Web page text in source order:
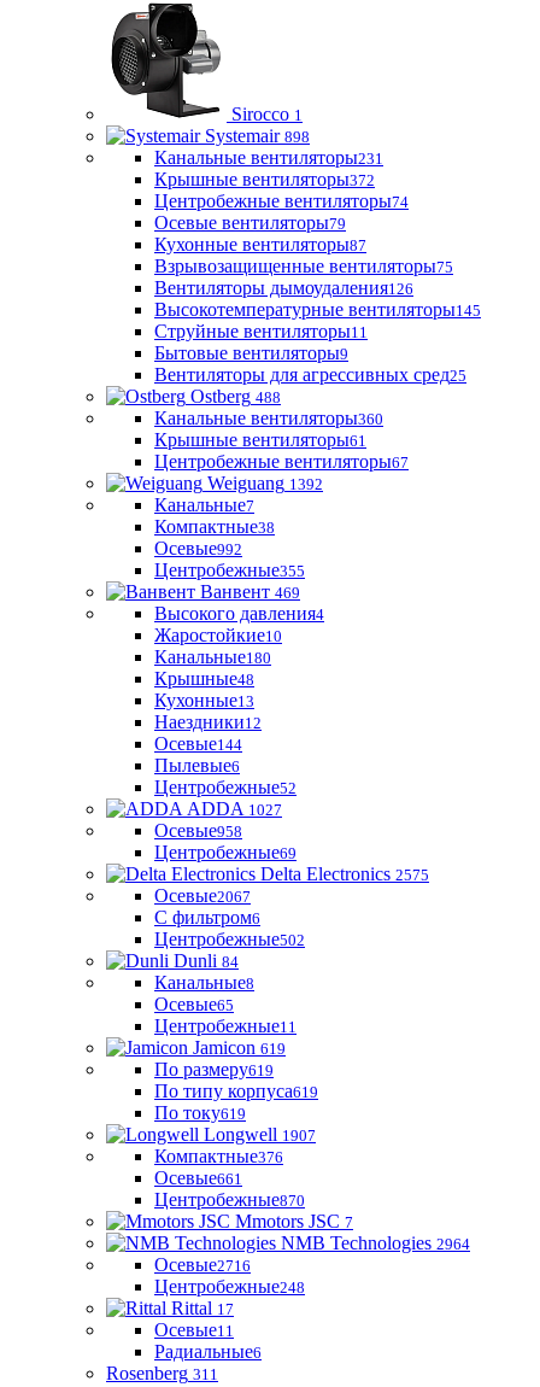
Sirocco 1
Systemair 898
Канальные вентиляторы231
Крышные вентиляторы372
Центробежные вентиляторы74
Осевые вентиляторы79
Кухонные вентиляторы87
Взрывозащищенные вентиляторы75
Вентиляторы дымоудаления126
Высокотемпературные вентиляторы145
Струйные вентиляторы11
Бытовые вентиляторы9
Вентиляторы для агрессивных сред25
Ostberg 488
Канальные вентиляторы360
Крышные вентиляторы61
Центробежные вентиляторы67
Weiguang 1392
Канальные7
Компактные38
Осевые992
Центробежные355
Ванвент 469
Высокого давления4
Жаростойкие10
Канальные180
Крышные48
Кухонные13
Наездники12
Осевые144
Пылевые6
Центробежные52
ADDA 1027
Осевые958
Центробежные69
Delta Electronics 2575
Осевые2067
С фильтром6
Центробежные502
Dunli 84
Канальные8
Осевые65
Центробежные11
Jamicon 619
По размеру619
По типу корпуса619
По току619
Longwell 1907
Компактные376
Осевые661
Центробежные870
Mmotors JSC 7
NMB Technologies 2964
Осевые2716
Центробежные248
Rittal 17
Осевые11
Радиальные6
Rosenberg 311